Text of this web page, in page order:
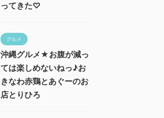
ってきた♡
グルメ
沖縄グルメ★お腹が減っ
ては楽しめないねっ♪お
きなわ赤鶏とあぐーのお
店とりひろ